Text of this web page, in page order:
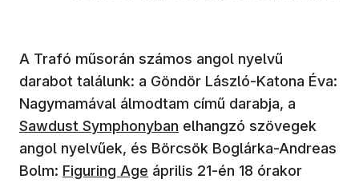
A Trafó műsorán számos angol nyelvű
darabot találunk: a Göndör László-Katona Éva:
Nagymamával álmodtam című darabja, a
Sawdust Symphonyban elhangzó szövegek
angol nyelvűek, és Börcsök Boglárka-Andreas
Bolm: Figuring Age április 21-én 18 órakor